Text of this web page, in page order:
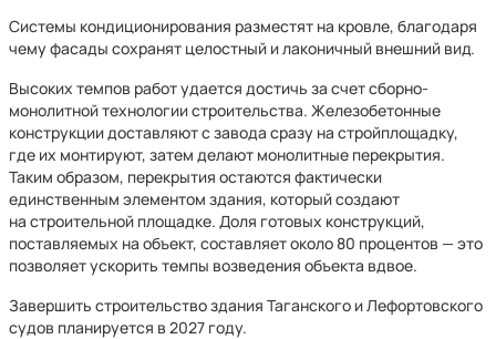
Системы кондиционирования разместят на кровле, благодаря
чему фасады сохранят целостный и лаконичный внешний вид.
Высоких темпов работ удается достичь за счет сборно-
монолитной технологии строительства. Железобетонные
конструкции доставляют с завода сразу на стройплощадку,
где их монтируют, затем делают монолитные перекрытия.
Таким образом, перекрытия остаются фактически
единственным элементом здания, который создают
на строительной площадке. Доля готовых конструкций,
поставляемых на объект, составляет около 80 процентов — это
позволяет ускорить темпы возведения объекта вдвое.
Завершить строительство здания Таганского и Лефортовского
судов планируется в 2027 году.